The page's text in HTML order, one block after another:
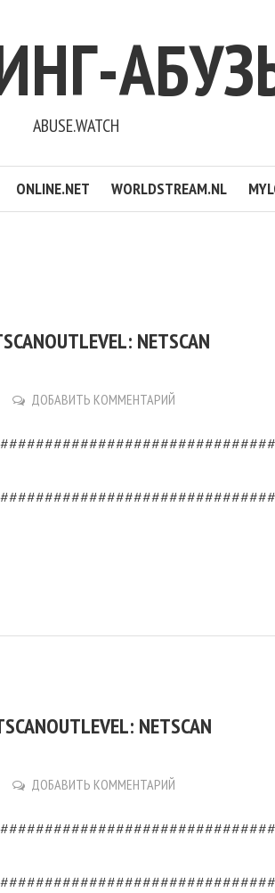
ABUSE.WATCH
ONLINE.NET WORLDSTREAM.NL
NETSCAN
ДОБАВИТЬ КОММЕНТАРИЙ
NETSCAN
ДОБАВИТЬ КОММЕНТАРИЙ